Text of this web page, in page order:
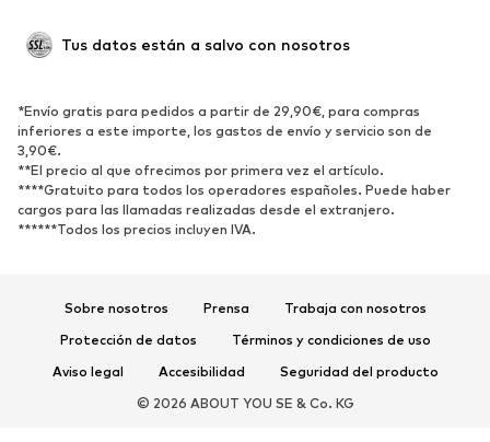
Nuevo
Tendencia
Zapatos bajos
Zapatos deportivos
Zapatos abiertos
DEPORTE
Ropa deportiva
Disciplinas deportivas
Complementos deportivos
COMPLEMENTOS
Tus datos están a salvo con nosotros
*Envío gratis para pedidos a partir de 29,90€, para compras
inferiores a este importe, los gastos de envío y servicio son de
3,90€.
**El precio al que ofrecimos por primera vez el artículo.
****Gratuito para todos los operadores españoles. Puede haber
cargos para las llamadas realizadas desde el extranjero.
******Todos los precios incluyen IVA.
Sobre nosotros Prensa
Trabaja con nosotros
Protección de datos
Términos y condiciones de uso
Aviso legal
Accesibilidad
Seguridad del producto
© 2026 ABOUT YOU SE & Co. KG